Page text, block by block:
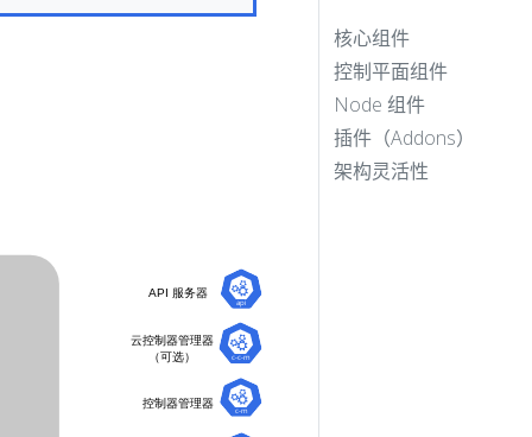
核心组件
控制平面组件
Node 组件
插件（Addons）
架构灵活性